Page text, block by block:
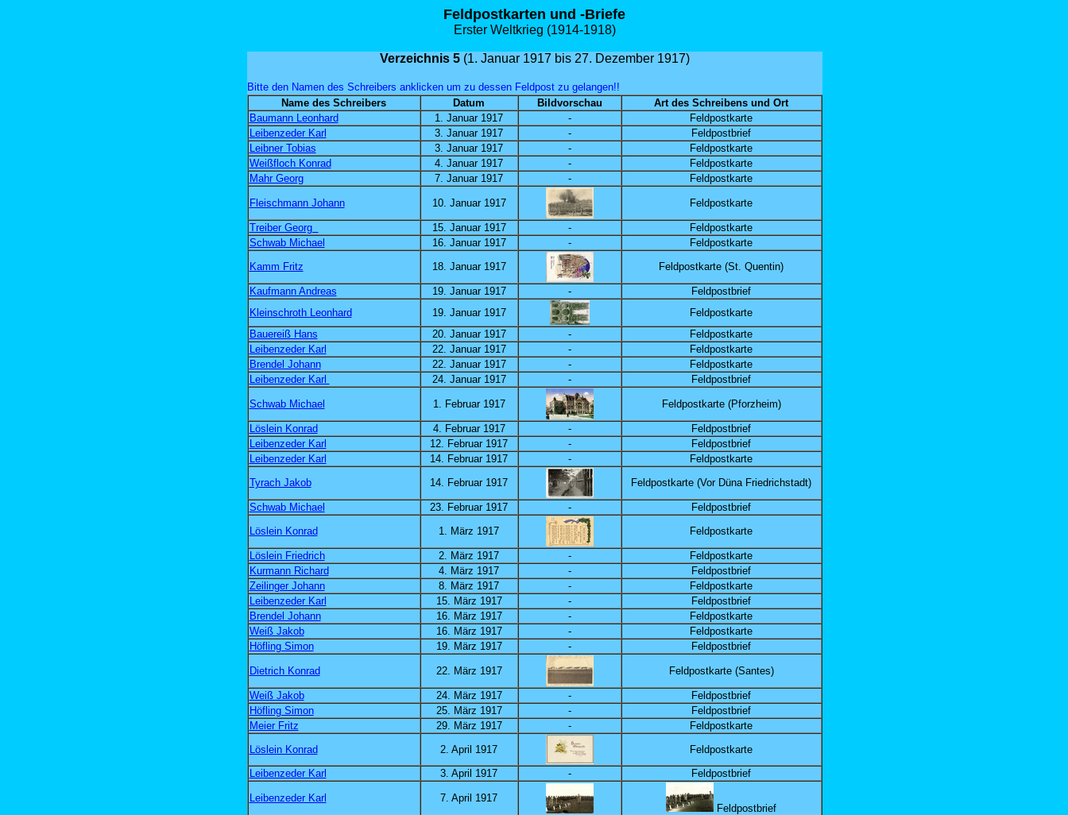
Feldpostkarten und -Briefe
Erster Weltkrieg (1914-1918)
Verzeichnis 5 (1. Januar 1917 bis 27. Dezember 1917)
Bitte den Namen des Schreibers anklicken um zu dessen Feldpost zu gelangen!!
Name des Schreibers
Datum Bildvorschau
Art des Schreibens und Ort
Baumann Leonhard
1. Januar 1917 -
Feldpostkarte
Leibenzeder Karl
3. Januar 1917 -
Feldpostbrief
Leibner Tobias
3. Januar 1917 -
Feldpostkarte
Weißfloch Konrad
4. Januar 1917 -
Feldpostkarte
Mahr Georg
7. Januar 1917 - Feldpostkarte
Fleischmann Johann 10. Januar 1917 Feldpostkarte
Treiber Georg 15. Januar 1917 -
Feldpostkarte
Schwab Michael
16. Januar 1917 -
Feldpostkarte
Kamm Fritz
18. Januar 1917 Feldpostkarte (St. Quentin)
Kaufmann Andreas 19. Januar 1917 -
Feldpostbrief
Kleinschroth Leonhard
19. Januar 1917
Feldpostkarte
Bauereiß Hans
20. Januar 1917 -
Feldpostkarte
Leibenzeder Karl
22. Januar 1917 -
Feldpostkarte
Brendel Johann
22. Januar 1917 -
Feldpostkarte
Leibenzeder Karl
24. Januar 1917 - Feldpostbrief
Schwab Michael 1. Februar 1917 Feldpostkarte (Pforzheim)
Löslein Konrad 4. Februar 1917 -
Feldpostbrief
Leibenzeder Karl
12. Februar 1917 -
Feldpostbrief
Leibenzeder Karl
14. Februar 1917 -
Feldpostkarte
Tyrach Jakob
14. Februar 1917 Feldpostkarte (Vor Düna Friedrichstadt)
Schwab Michael 23. Februar 1917 -
Feldpostbrief
Löslein Konrad
1. März 1917 Feldpostkarte
Löslein Friedrich 2. März 1917 -
Feldpostkarte
Kurmann Richard
4. März 1917 -
Feldpostbrief
Zeilinger Johann
8. März 1917 -
Feldpostkarte
Leibenzeder Karl
15. März 1917 -
Feldpostbrief
Brendel Johann
16. März 1917 -
Feldpostkarte
Weiß Jakob
16. März 1917 -
Feldpostkarte
Höfling Simon
19. März 1917 - Feldpostbrief
Dietrich Konrad 22. März 1917 Feldpostkarte (Santes)
Weiß Jakob 24. März 1917 -
Feldpostbrief
Höfling Simon
25. März 1917 -
Feldpostbrief
Meier Fritz
29. März 1917 -
Feldpostkarte
Löslein Konrad
2. April 1917
Feldpostkarte
Leibenzeder Karl
3. April 1917 - Feldpostbrief
Leibenzeder Karl
7. April 1917
Feldpostbrief